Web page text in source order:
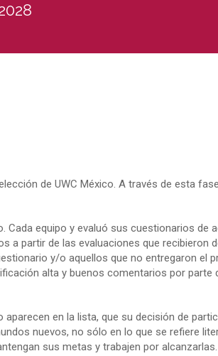
de UWC México. A través de esta
equipo y evaluó sus cuestionarios de
a partir de las evaluaciones que recibieron
y/o aquellos que no entregaron el
alta y buenos comentarios por parte
en la lista, que su decisión de
nuevos, no sólo en lo que se refiere
sus metas y trabajen por